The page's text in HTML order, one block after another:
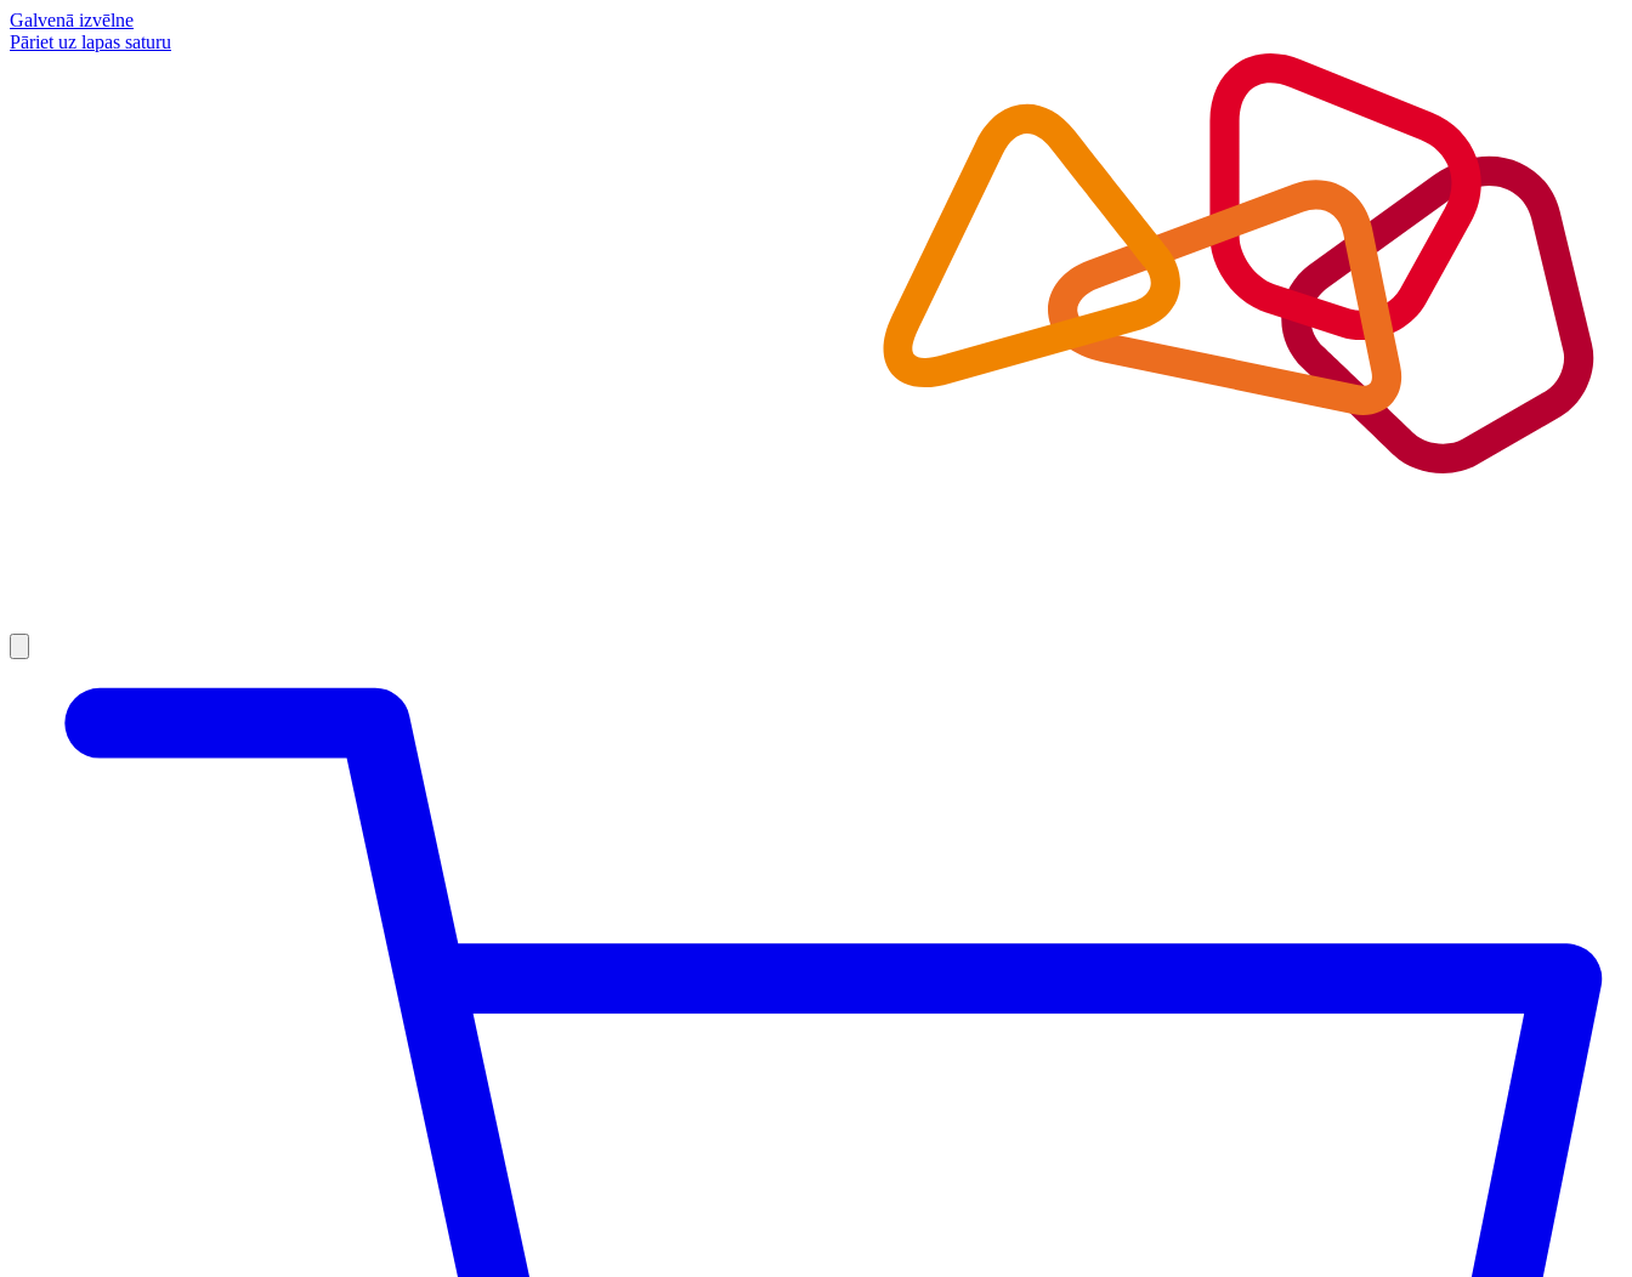
Galvenā izvēlne
Pāriet uz lapas saturu